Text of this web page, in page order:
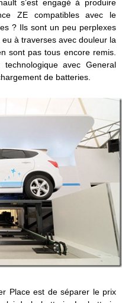
s’est engagé à produire
ZE compatibles avec le
? Ils sont un peu perplexes
eu à traverses avec douleur la
sont pas tous encore remis.
avec General
de batteries.
Place est de séparer le prix